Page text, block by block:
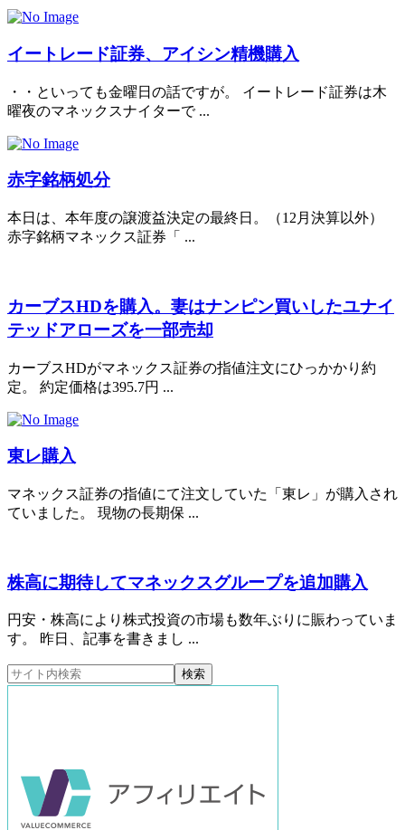
イートレード証券、アイシン精機購入
・・といっても金曜日の話ですが。 イートレード証券は木
曜夜のマネックスナイターで ...
赤字銘柄処分
本日は、本年度の譲渡益決定の最終日。（12月決算以外）
赤字銘柄マネックス証券「 ...
カーブスHDを購入。妻はナンピン買いしたユナイ
テッドアローズを一部売却
カーブスHDがマネックス証券の指値注文にひっかかり約
定。 約定価格は395.7円 ...
東レ購入
マネックス証券の指値にて注文していた「東レ」が購入され
ていました。 現物の長期保 ...
株高に期待してマネックスグループを追加購入
円安・株高により株式投資の市場も数年ぶりに賑わっていま
す。 昨日、記事を書きまし ...